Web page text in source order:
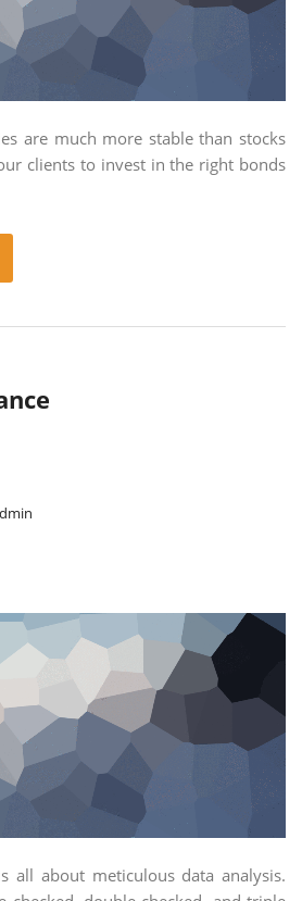
are much more stable than stocks
clients to invest in the right bonds
all about meticulous data analysis.